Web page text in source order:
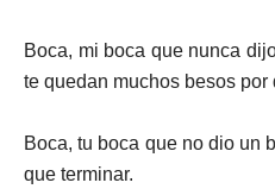
Boca, mi boca que nunca
te quedan muchos besos por
Boca, tu boca que no dio un
que terminar.